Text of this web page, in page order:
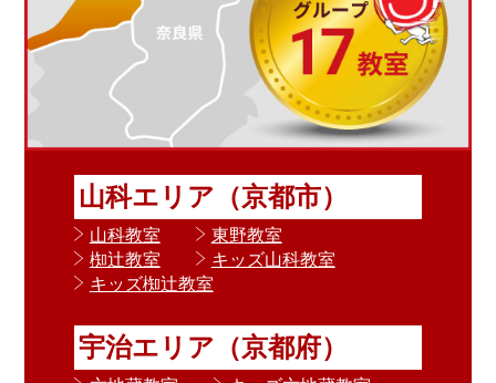
山科エリア（京都市）
山科教室
東野教室
椥辻教室
キッズ山科教室
キッズ椥辻教室
宇治エリア（京都府）